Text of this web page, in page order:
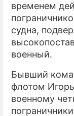
временем
судна,
военный.
Бывший
флотом
военному